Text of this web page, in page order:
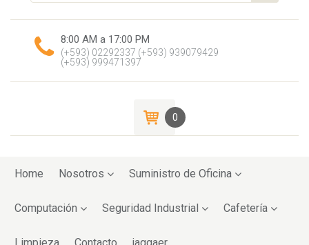
8:00 AM a 17:00 PM
(+593) 02292337 (+593) 939079429
(+593) 999471397
0
toHome Nosotros Suministro de Oficina
Computación Seguridad Industrial Cafetería